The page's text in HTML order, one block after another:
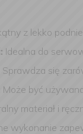
z lekko
Idealna do
Sprawdza się
Może być
materiał i
wykonanie